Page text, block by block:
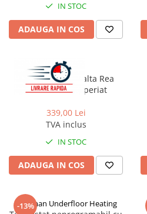
IN STOC
ADAUGA IN COS
Rea
Baterie lavoar inalta Rea
Ontario cupru periat
339,00 Lei
TVA inclus
IN STOC
ADAUGA IN COS
-13%
Hoffman Underfloor Heating